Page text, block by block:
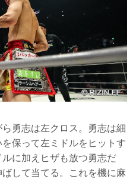
勇志は左クロス。勇志は細
保って左ミドルをヒットす
に加えヒザも放つ勇志だ
して当てる。これを機に麻